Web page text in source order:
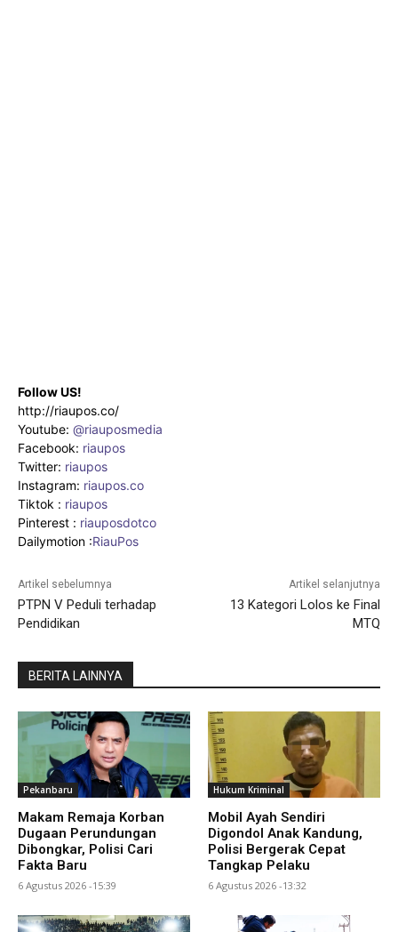
Follow US!
http://riaupos.co/
Youtube: @riauposmedia
Facebook: riaupos
Twitter: riaupos
Instagram: riaupos.co
Tiktok : riaupos
Pinterest : riauposdotco
Dailymotion :RiauPos
Artikel sebelumnya
PTPN V Peduli terhadap
Pendidikan
Artikel selanjutnya
13 Kategori Lolos ke Final
MTQ
BERITA LAINNYA
Pekanbaru
Makam Remaja Korban
Dugaan Perundungan
Dibongkar, Polisi Cari
Fakta Baru
6 Agustus 2026 -15:39
Hukum Kriminal
Mobil Ayah Sendiri
Digondol Anak Kandung,
Polisi Bergerak Cepat
Tangkap Pelaku
6 Agustus 2026 -13:32